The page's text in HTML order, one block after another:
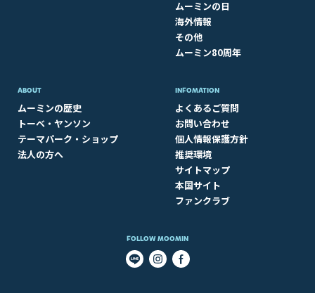
ムーミンの日
海外情報
その他
ムーミン80周年
ABOUT​
ムーミンの歴史
トーベ・ヤンソン
テーマパーク・ショップ
法人の方へ
INFOMATION
よくあるご質問
お問い合わせ
個人情報保護方針
推奨環境
サイトマップ
本国サイト
ファンクラブ
FOLLOW MOOMIN